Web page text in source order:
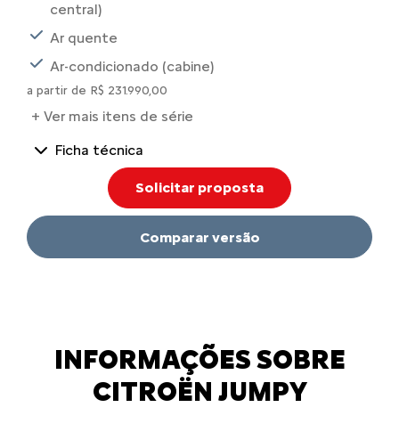
central)
Ar quente
Ar-condicionado (cabine)
a partir de R$ 231.990,00
+ Ver mais itens de série
Ficha técnica
Solicitar proposta
Comparar versão
INFORMAÇÕES SOBRE
CITROËN JUMPY